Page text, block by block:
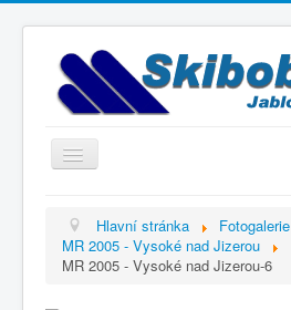
Přepnout
navigaci
Historie
Hlavní stránka
Fotogalerie
MR 2005 - Vysoké nad Jizerou
MR 2005 - Vysoké nad Jizerou-6